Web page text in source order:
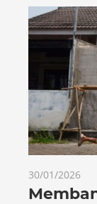
30/01/2026